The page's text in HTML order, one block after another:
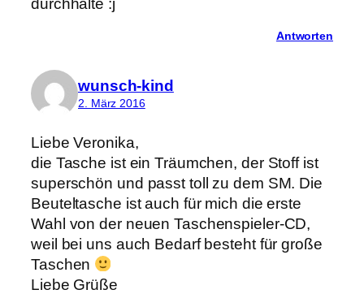
durchhalte :j
Antworten
wunsch-kind
2. März 2016
Liebe Veronika,
die Tasche ist ein Träumchen, der Stoff ist
superschön und passt toll zu dem SM. Die
Beuteltasche ist auch für mich die erste
Wahl von der neuen Taschenspieler-CD,
weil bei uns auch Bedarf besteht für große
Taschen
Liebe Grüße